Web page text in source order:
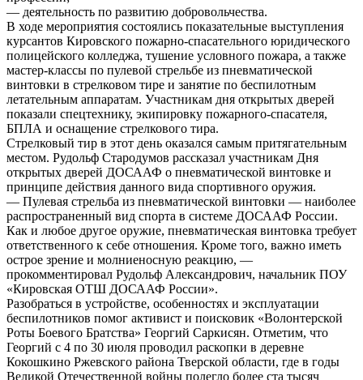
— деятельность по развитию добровольчества.
В ходе мероприятия состоялись показательные выступления
курсантов Кировского пожарно-спасательного юридического
полицейского колледжа, тушение условного пожара, а также
мастер-классы по пулевой стрельбе из пневматической
винтовки в стрелковом тире и занятие по беспилотным
летательным аппаратам. Участникам дня открытых дверей
показали спецтехнику, экипировку пожарного-спасателя,
БПЛА и оснащение стрелкового тира.
Стрелковый тир в этот день оказался самым притягательным
местом. Рудольф Стародумов рассказал участникам Дня
открытых дверей ДОСААФ о пневматической винтовке и
принципе действия данного вида спортивного оружия.
— Пулевая стрельба из пневматической винтовки — наиболее
распространенный вид спорта в системе ДОСААФ России.
Как и любое другое оружие, пневматическая винтовка требует
ответственного к себе отношения. Кроме того, важно иметь
острое зрение и молниеносную реакцию, —
прокомментировал Рудольф Александрович, начальник ПОУ
«Кировская ОТШ ДОСААФ России».
Разобраться в устройстве, особенностях и эксплуатации
беспилотников помог активист и поисковик «Волонтерской
Роты Боевого Братства» Георгий Саркисян. Отметим, что
Георгий с 4 по 30 июля проводил раскопки в деревне
Кокошкино Ржевского района Тверской области, где в годы
Великой Отечественной войны полегло более ста тысяч